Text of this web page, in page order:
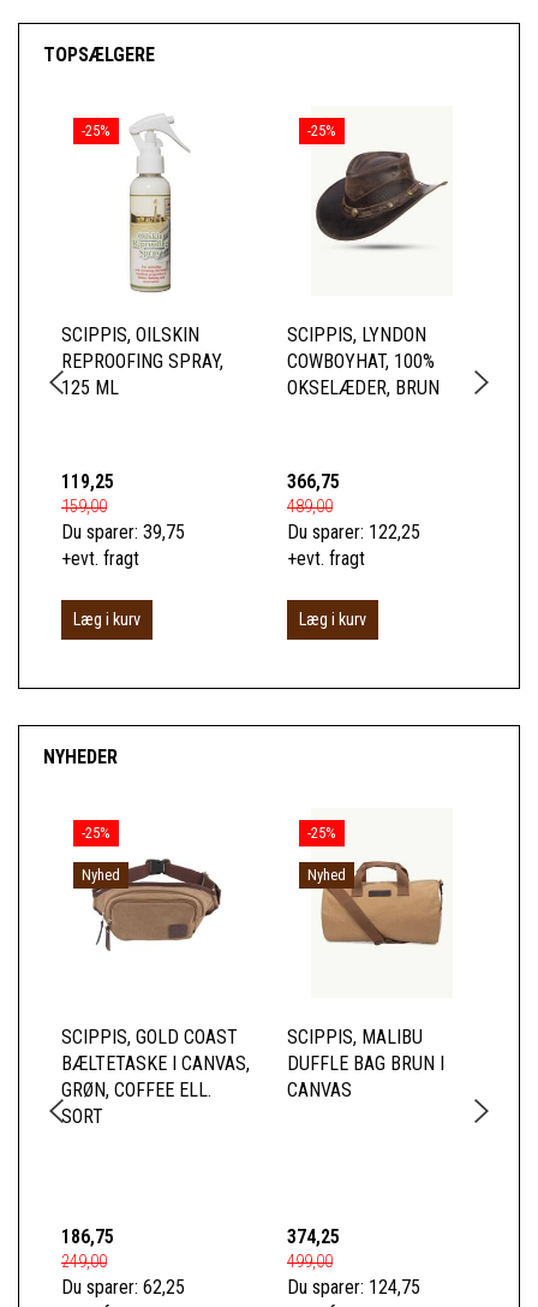
TOPSÆLGERE
-25%
SCIPPIS, OILSKIN
REPROOFING SPRAY,
125 ML
119,25
159,00
Du sparer: 39,75
+evt. fragt
Læg i kurv
-25%
SCIPPIS, LYNDON
COWBOYHAT, 100%
OKSELÆDER, BRUN
366,75
489,00
Du sparer: 122,25
+evt. fragt
Læg i kurv
NYHEDER
-25%
Nyhed
SCIPPIS, GOLD COAST
BÆLTETASKE I CANVAS,
GRØN, COFFEE ELL.
SORT
186,75
249,00
Du sparer: 62,25
-25%
Nyhed
SCIPPIS, MALIBU
DUFFLE BAG BRUN I
CANVAS
374,25
499,00
Du sparer: 124,75